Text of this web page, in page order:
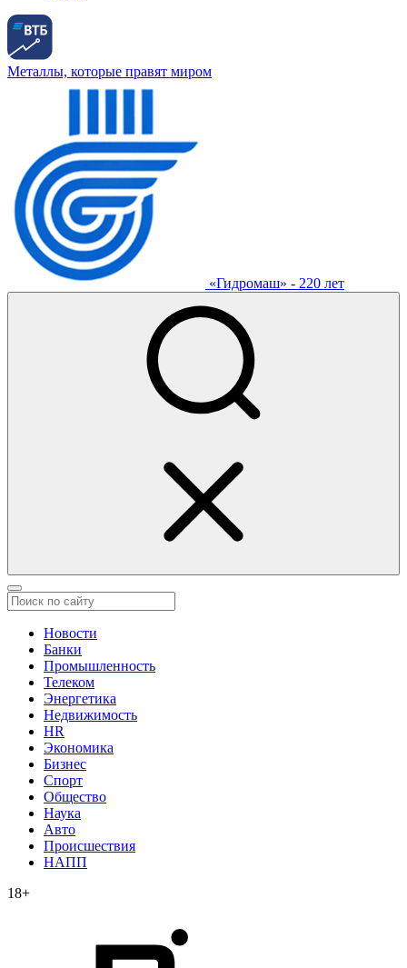
Металлы, которые правят миром
«Гидромаш» - 220 лет
Новости
Банки
Промышленность
Телеком
Энергетика
Недвижимость
HR
Экономика
Бизнес
Спорт
Общество
Наука
Авто
Происшествия
НАПП
18+